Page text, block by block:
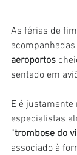
As férias de
acompanhadas
aeroportos
sentado em
E é
especialistas
“trombose do
associado à